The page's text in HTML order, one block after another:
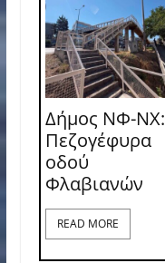
Δήμος ΝΦ-ΝΧ:
Πεζογέφυρα
οδού
Φλαβιανών
READ MORE